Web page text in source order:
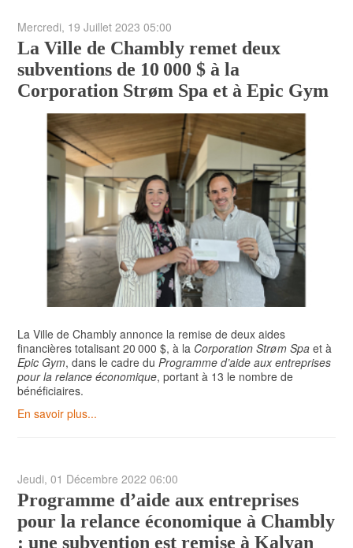
Mercredi, 19 Juillet 2023 05:00
La Ville de Chambly remet deux
subventions de 10 000 $ à la
Corporation Strøm Spa et à Epic Gym
La Ville de Chambly annonce la remise de deux aides
financières totalisant 20 000 $, à la Corporation Strøm Spa et à
Epic Gym, dans le cadre du Programme d’aide aux entreprises
pour la relance économique, portant à 13 le nombre de
bénéficiaires.
En savoir plus...
Jeudi, 01 Décembre 2022 06:00
Programme d’aide aux entreprises
pour la relance économique à Chambly
: une subvention est remise à Kalyan